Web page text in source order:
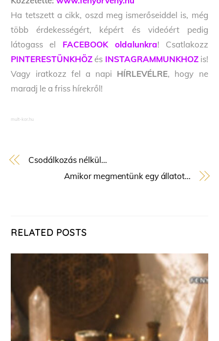
Ha tetszett a cikk, oszd meg ismerőseiddel is, még
több érdekességért, képért és videóért pedig
látogass el FACEBOOK oldalunkra! Csatlakozz
PINTERESTÜNKHÖZ és INSTAGRAMMUNKHOZis!
Vagy iratkozz fel a napi HÍRLEVÉLRE, hogy ne
maradj le a friss hírekről!
mult-kor.hu
Csodálkozás nélkül…
Amikor megmentünk egy állatot…
RELATED POSTS